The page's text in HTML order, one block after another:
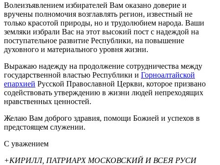
Волеизъявлением избирателей Вам оказано доверие и
вручены полномочия возглавлять регион, известный не
только красотой природы, но и трудолюбием народа. Ваши
земляки избрали Вас на этот высокий пост с надеждой на
поступательное развитие Республики, на повышение
духовного и материального уровня жизни.
Выражаю надежду на продолжение сотрудничества между
государственной властью Республики и Горноалтайской
епархией Русской Православной Церкви, которое призвано
содействовать утверждению в жизни людей непреходящих
нравственных ценностей.
Желаю Вам доброго здравия, помощи Божией и успехов в
предстоящем служении.
С уважением
+КИРИЛЛ, ПАТРИАРХ МОСКОВСКИЙ И ВСЕЯ РУСИ